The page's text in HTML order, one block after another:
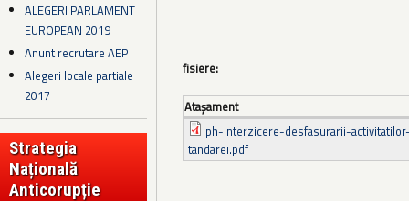
ALEGERI PARLAMENT
EUROPEAN 2019
Anunt recrutare AEP
Alegeri locale partiale
2017
Strategia
Națională
Anticorupție
fisiere:
Ataşament
ph-interzicere-desfasurarii-
tandarei.pdf